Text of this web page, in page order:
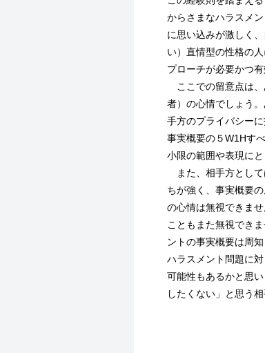
からさまなハラスメ
に思い込みが激しく
い）直情型の性格の
プローチが必要かつ有
ここでの留意点は、
者）の心情でしょう
手方のプライバシー
事実概要の５W1Hす
小限の範囲や表現に
また、相手方として
ちが強く、事実概要
の心情は無視できま
こともまた無視でき
ントの事実概要は周
ハラスメント問題に
可能性もあるかと思
したくない」と思う